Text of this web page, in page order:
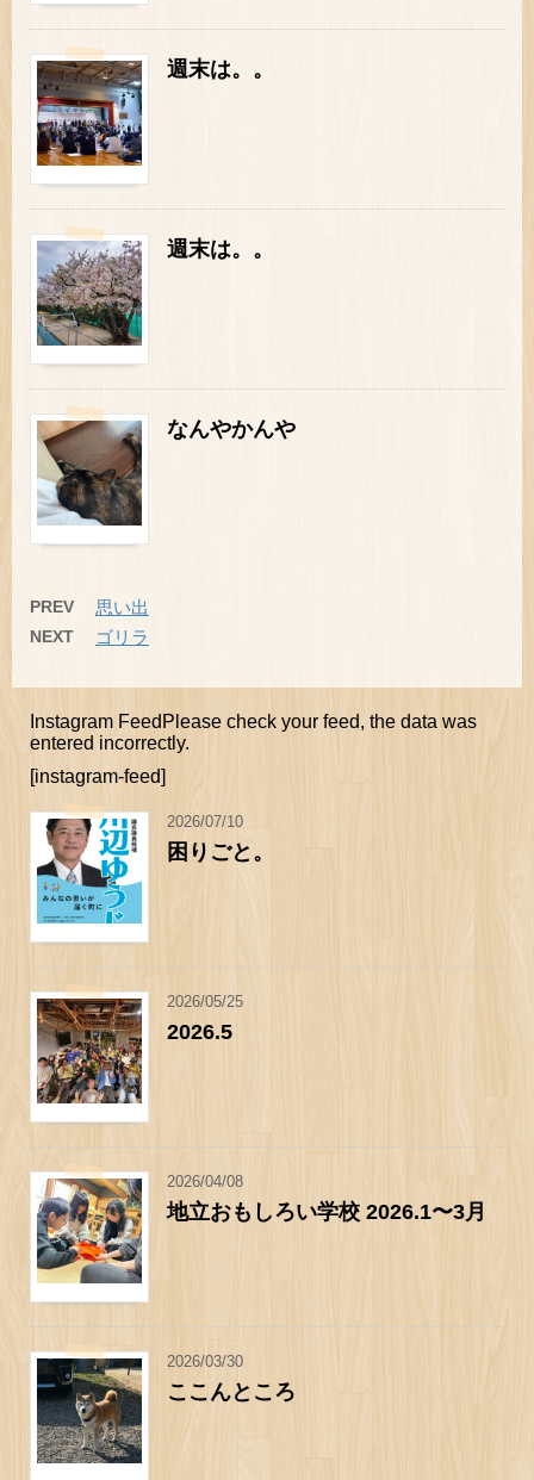
週末は。。
週末は。。
なんやかんや
PREV 思い出
NEXT ゴリラ
Instagram FeedPlease check your feed, the data was
entered incorrectly.
[instagram-feed]
2026/07/10
困りごと。
2026/05/25
2026.5
2026/04/08
地立おもしろい学校 2026.1〜3月
2026/03/30
ここんところ